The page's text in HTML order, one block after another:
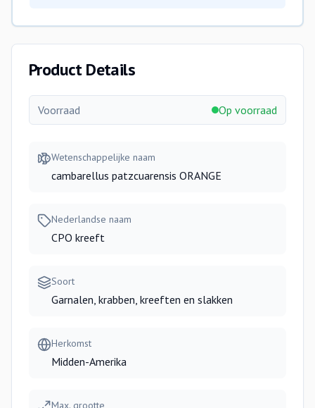
Product Details
Voorraad Op voorraad
Wetenschappelijke naam
cambarellus patzcuarensis ORANGE
Nederlandse naam
CPO kreeft
Soort
Garnalen, krabben, kreeften en slakken
Herkomst
Midden-Amerika
Max. grootte